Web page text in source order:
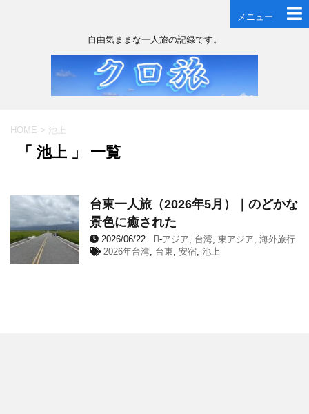
メニュー
自由気ままな一人旅の記録です。
HOME > 池上
「 池上 」 一覧
台東一人旅（2026年5月）｜のどかな
景色に癒された
2026/06/22 -アジア, 台湾, 東アジア, 海外旅行
2026年台湾, 台東, 安宿, 池上